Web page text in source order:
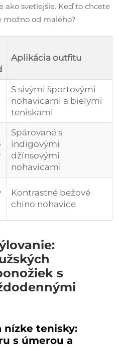
ako svetlejšie. Keď to chcete
možno od malého?
Aplikácia outfitu
S sivými športovými
nohavicami a bielymi
teniskami
Spárované s
indigovými
džínsovými
nohavicami
Kontrastné bežové
chino nohavice
s
nízke tenisky:
s úmerou a